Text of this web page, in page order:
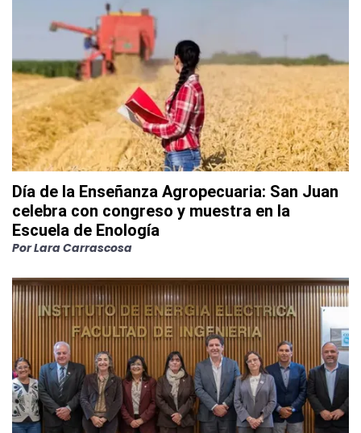
Día de la Enseñanza Agropecuaria: San Juan
celebra con congreso y muestra en la
Escuela de Enología
PorLara Carrascosa